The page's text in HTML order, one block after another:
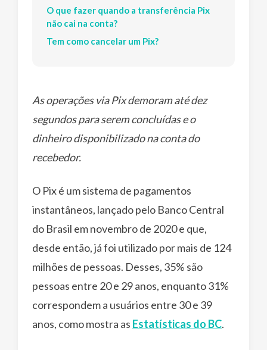
O que fazer quando a transferência Pix
não cai na conta?
Tem como cancelar um Pix?
As operações via Pix demoram até dez
segundos para serem concluídas e o
dinheiro disponibilizado na conta do
recebedor.
O Pix é um sistema de pagamentos
instantâneos, lançado pelo Banco Central
do Brasil em novembro de 2020 e que,
desde então, já foi utilizado por mais de 124
milhões de pessoas. Desses, 35% são
pessoas entre 20 e 29 anos, enquanto 31%
correspondem a usuários entre 30 e 39
anos, como mostra as Estatísticas do BC.